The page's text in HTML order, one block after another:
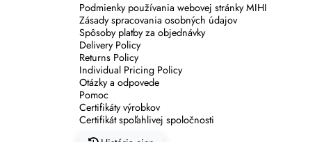
Podmienky používania webovej stránky MIHI
Zásady spracovania osobných údajov
Spôsoby platby za objednávky
Delivery Policy
Returns Policy
Individual Pricing Policy
Otázky a odpovede
Pomoc
Certifikáty výrobkov
Certifikát spoľahlivej spoločnosti